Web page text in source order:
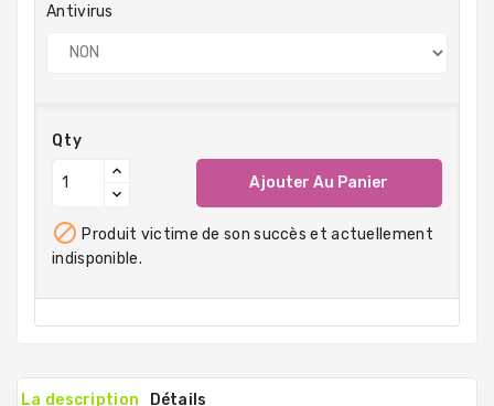
Antivirus
Qty
Ajouter Au Panier
 Produit victime de son succès et actuellement
indisponible.
La description Détails